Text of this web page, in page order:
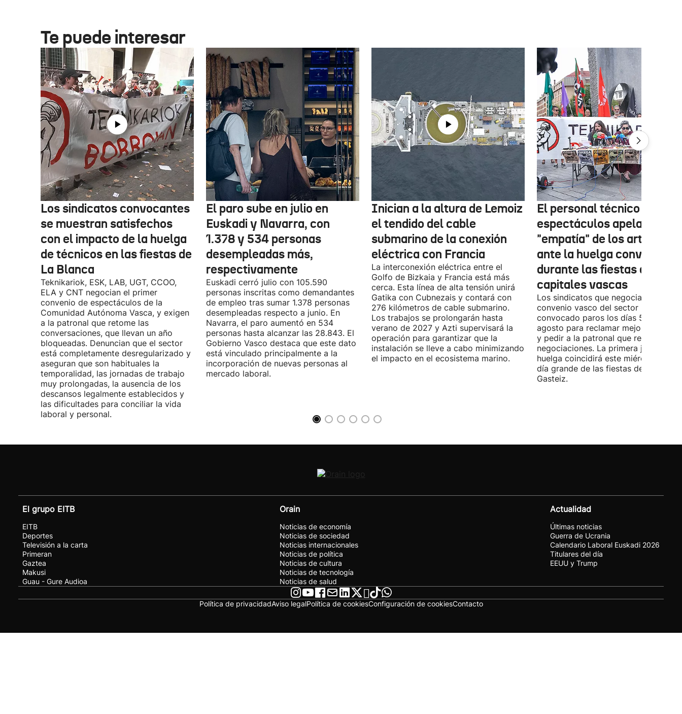
Te puede interesar
Los sindicatos convocantes
se muestran satisfechos
con el impacto de la huelga
de técnicos en las fiestas de
La Blanca
Teknikariok, ESK, LAB, UGT, CCOO,
ELA y CNT negocian el primer
convenio de espectáculos de la
Comunidad Autónoma Vasca, y exigen
a la patronal que retome las
conversaciones, que llevan un año
bloqueadas. Denuncian que el sector
está completamente desregularizado y
aseguran que son habituales la
temporalidad, las jornadas de trabajo
muy prolongadas, la ausencia de los
descansos legalmente establecidos y
las dificultades para conciliar la vida
laboral y personal.
El paro sube en julio en
Euskadi y Navarra, con
1.378 y 534 personas
desempleadas más,
respectivamente
Euskadi cerró julio con 105.590
personas inscritas como demandantes
de empleo tras sumar 1.378 personas
desempleadas respecto a junio. En
Navarra, el paro aumentó en 534
personas hasta alcanzar las 28.843. El
Gobierno Vasco destaca que este dato
está vinculado principalmente a la
incorporación de nuevas personas al
mercado laboral.
Inician a la altura de Lemoiz
el tendido del cable
submarino de la conexión
eléctrica con Francia
La interconexión eléctrica entre el
Golfo de Bizkaia y Francia está más
cerca. Esta línea de alta tensión unirá
Gatika con Cubnezais y contará con
276 kilómetros de cable submarino.
Los trabajos se prolongarán hasta
verano de 2027 y Azti supervisará la
operación para garantizar que la
instalación se lleve a cabo minimizando
el impacto en el ecosistema marino.
El personal técnico de
espectáculos apela a la
"empatía" de los artistas
ante la huelga convocada
durante las fiestas de las
capitales vascas
Los sindicatos que negocian el
convenio vasco del sector han
convocado paros los días 5, 14 y 26
agosto para reclamar mejoras
y pedir a la patronal que retome las
negociaciones. La primera jornada de
huelga coincidirá este miércoles con
día grande de las fiestas de Vitoria-
Gasteiz.
El grupo EITB
EITB
Deportes
Televisión a la carta
Primeran
Gaztea
Makusi
Guau - Gure Audioa
Orain
Noticias de economía
Noticias de sociedad
Noticias internacionales
Noticias de política
Noticias de cultura
Noticias de tecnología
Noticias de salud
Actualidad
Últimas noticias
Guerra de Ucrania
Calendario Laboral Euskadi 2026
Titulares del día
EEUU y Trump
Política de privacidadAviso legalPolítica de cookiesConfiguración de cookiesContacto